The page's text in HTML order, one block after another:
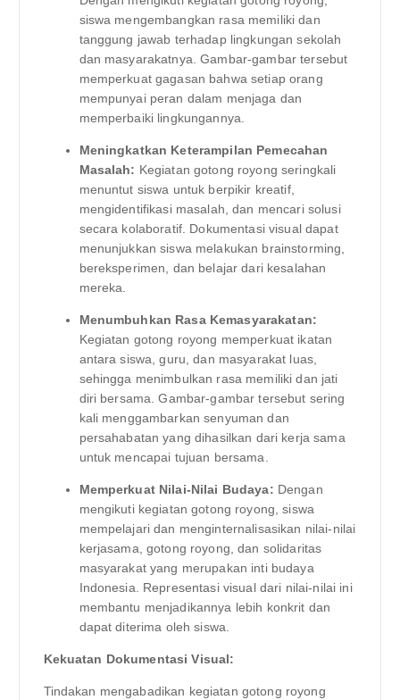
siswa mengembangkan rasa memiliki dan
tanggung jawab terhadap lingkungan sekolah
dan masyarakatnya. Gambar-gambar tersebut
memperkuat gagasan bahwa setiap orang
mempunyai peran dalam menjaga dan
memperbaiki lingkungannya.
Meningkatkan Keterampilan Pemecahan
Masalah: Kegiatan gotong royong seringkali
menuntut siswa untuk berpikir kreatif,
mengidentifikasi masalah, dan mencari solusi
secara kolaboratif. Dokumentasi visual dapat
menunjukkan siswa melakukan brainstorming,
bereksperimen, dan belajar dari kesalahan
mereka.
Menumbuhkan Rasa Kemasyarakatan:
Kegiatan gotong royong memperkuat ikatan
antara siswa, guru, dan masyarakat luas,
sehingga menimbulkan rasa memiliki dan jati
diri bersama. Gambar-gambar tersebut sering
kali menggambarkan senyuman dan
persahabatan yang dihasilkan dari kerja sama
untuk mencapai tujuan bersama.
Memperkuat Nilai-Nilai Budaya: Dengan
mengikuti kegiatan gotong royong, siswa
mempelajari dan menginternalisasikan nilai-nilai
kerjasama, gotong royong, dan solidaritas
masyarakat yang merupakan inti budaya
Indonesia. Representasi visual dari nilai-nilai ini
membantu menjadikannya lebih konkrit dan
dapat diterima oleh siswa.
Kekuatan Dokumentasi Visual:
Tindakan mengabadikan kegiatan gotong royong